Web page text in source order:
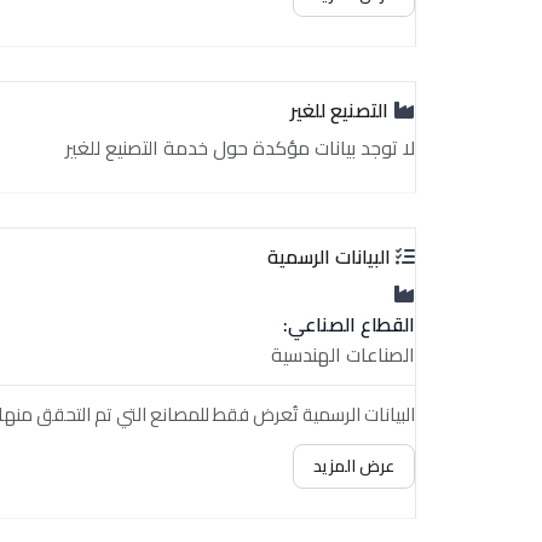
التصنيع للغير
لا توجد بيانات مؤكدة حول خدمة التصنيع للغير
البيانات الرسمية
القطاع الصناعي:
الصناعات الهندسية
البيانات الرسمية تُعرض فقط للمصانع التي تم التحقق
عرض المزيد